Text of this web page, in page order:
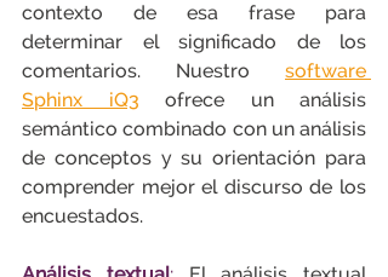
contexto de esa frase para
determinar el significado de los
comentarios. Nuestro software
Sphinx iQ3 ofrece un análisis
semántico combinado con un análisis
de conceptos y su orientación para
comprender mejor el discurso de los
encuestados.